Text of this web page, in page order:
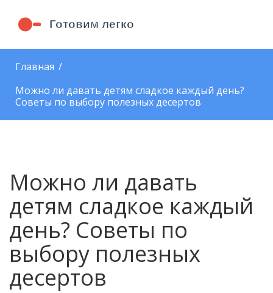
Главная
Можно ли давать детям сладкое каждый день?
Советы по выбору полезных десертов
Можно ли давать
детям сладкое каждый
день? Советы по
выбору полезных
десертов